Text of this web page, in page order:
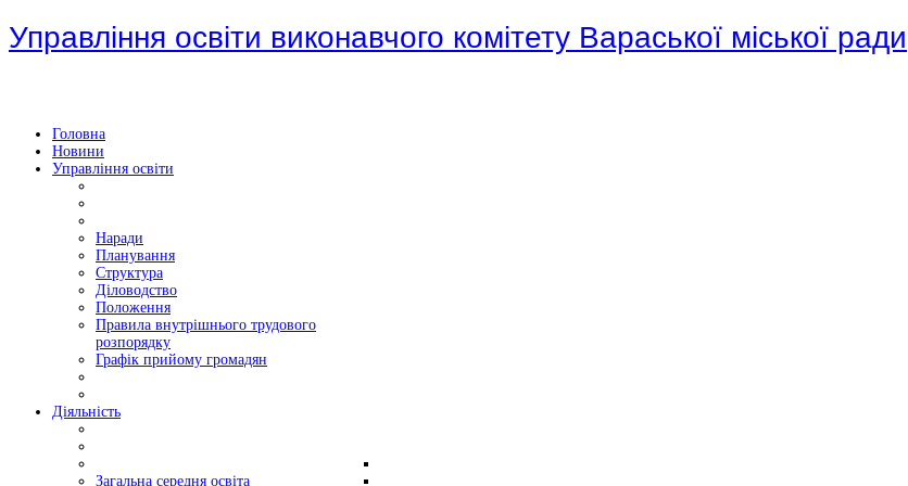
Управління освіти виконавчого комітету Вараської міської ради
Головна
Новини
Управління освіти
Наради
Планування
Структура
Діловодство
Положення
Правила внутрішнього трудового
розпорядку
Графік прийому громадян
Діяльність
Загальна середня освіта